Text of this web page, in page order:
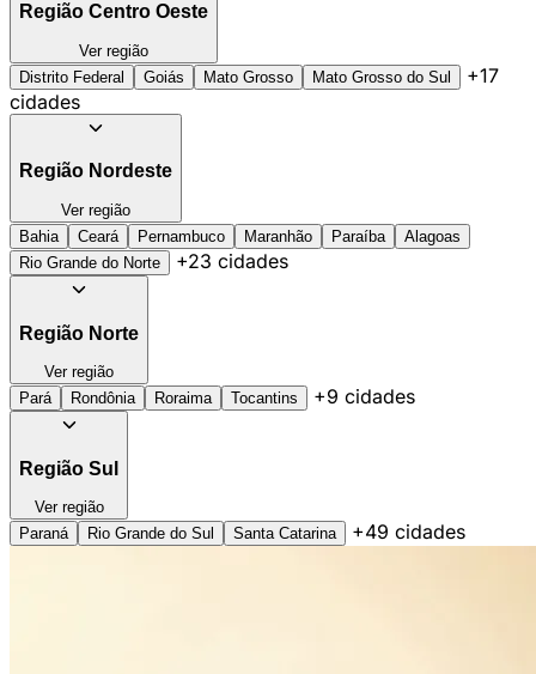
Região Centro Oeste
Ver região
Distrito Federal
Goiás Mato Grosso Mato Grosso do Sul
+17
cidades
Região Nordeste
Ver região
Bahia
Ceará Pernambuco Maranhão Paraíba
Alagoas
Rio Grande do Norte
+23 cidades
Região Norte
Ver região
Pará
Rondônia Roraima Tocantins +9 cidades
Região Sul
Ver região
Paraná
Rio Grande do Sul Santa Catarina +49 cidades